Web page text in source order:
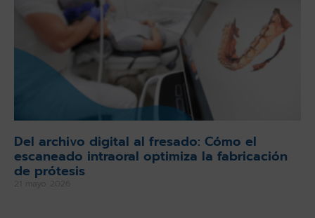
Del archivo digital al fresado: Cómo el
escaneado intraoral optimiza la fabricación
de prótesis
21 mayo 2026